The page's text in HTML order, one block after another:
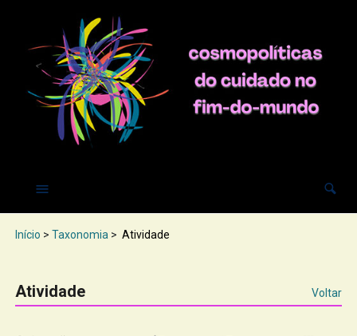
Início > Taxonomia > Atividade
Atividade Voltar